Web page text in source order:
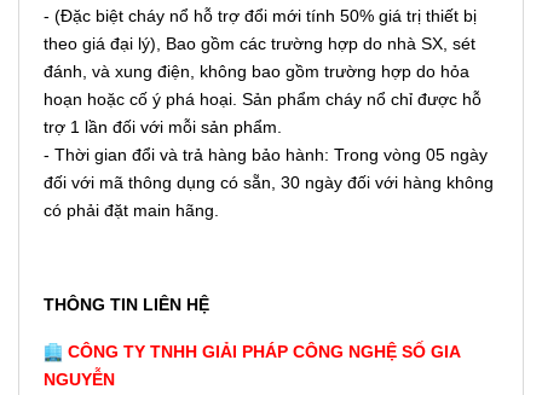
- (Đặc biệt cháy nổ hỗ trợ đổi mới tính 50% giá trị thiết bị
theo giá đại lý), Bao gồm các trường hợp do nhà SX, sét
đánh, và xung điện, không bao gồm trường hợp do hỏa
hoạn hoặc cố ý phá hoại. Sản phẩm cháy nổ chỉ được hỗ
trợ 1 lần đối với mỗi sản phẩm.
- Thời gian đổi và trả hàng bảo hành: Trong vòng 05 ngày
đối với mã thông dụng có sẵn, 30 ngày đối với hàng không
có phải đặt main hãng.
THÔNG TIN LIÊN HỆ
CÔNG TY TNHH GIẢI PHÁP CÔNG NGHỆ SỐ GIA
NGUYỄN